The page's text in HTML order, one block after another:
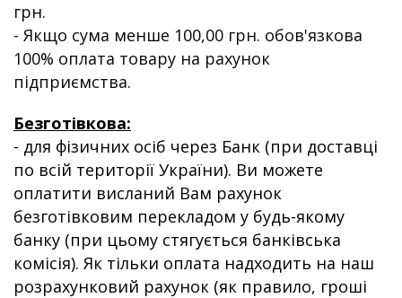
грн.
- Якщо сума менше 100,00 грн. обов'язкова
100% оплата товару на рахунок
підприємства.
Безготівкова:
- для фізичних осіб через Банк (при доставці
по всій території України). Ви можете
оплатити висланий Вам рахунок
безготівковим перекладом у будь-якому
банку (при цьому стягується банківська
комісія). Як тільки оплата надходить на наш
розрахунковий рахунок (як правило, гроші